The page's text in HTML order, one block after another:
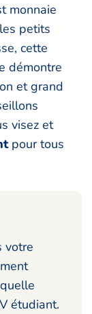
monnaie
petits
cette
démontre
et grand
visez et
pour tous
votre
étudiant.